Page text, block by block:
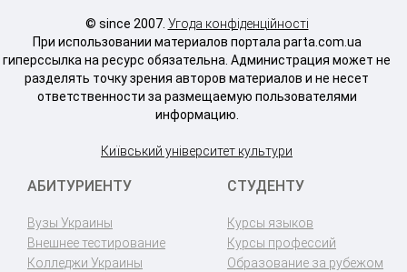
© since 2007. Угода конфіденційності
При использовании материалов портала parta.com.ua
гиперссылка на ресурс обязательна. Администрация может не
разделять точку зрения авторов материалов и не несет
ответственности за размещаемую пользователями
информацию.
Київський університет культури
АБИТУРИЕНТУ
Вузы Украины
Внешнее тестирование
Колледжи Украины
СТУДЕНТУ
Курсы языков
Курсы профессий
Образование за рубежом